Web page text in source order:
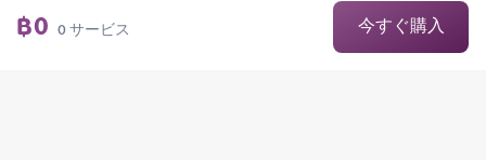
฿0 0サービス 今すぐ購入